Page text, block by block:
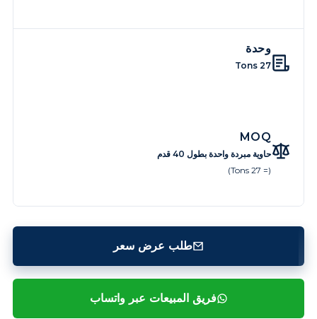
وحدة
27 Tons
MOQ
حاوية مبردة واحدة بطول 40 قدم
(= 27 Tons)
طلب عرض سعر
فريق المبيعات عبر واتساب